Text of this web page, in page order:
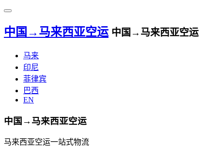
中国→马来西亚空运 中国→马来西亚空运
马来
印尼
菲律宾
巴西
EN
中国→马来西亚空运
马来西亚空运一站式物流